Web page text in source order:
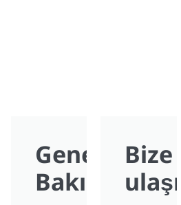
Genel
Bakış
Bize
ulaşın